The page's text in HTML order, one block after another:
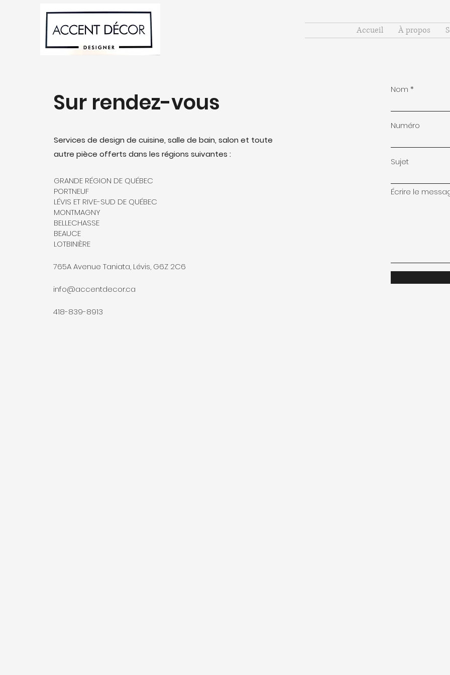
Accueil À propos
Sur rendez-vous
Services de design de cuisine, salle de bain, salon et toute
autre pièce offerts dans les régions suivantes :
GRANDE RÉGION DE QUÉBEC
PORTNEUF
LÉVIS ET RIVE-SUD DE QUÉBEC
MONTMAGNY
BELLECHASSE
BEAUCE
LOTBINIÈRE
765A Avenue Taniata, Lévis, G6Z 2C6
info@accentdecor.ca
418-839-8913
Nom
Numéro
Sujet
Écrire le